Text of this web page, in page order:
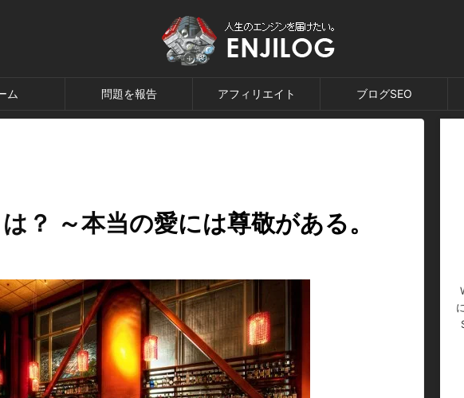
ム 問題を報告 アフィリエイト ブログSEO
？ ～本当の愛には尊敬がある。